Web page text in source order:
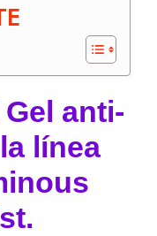
anti-
línea